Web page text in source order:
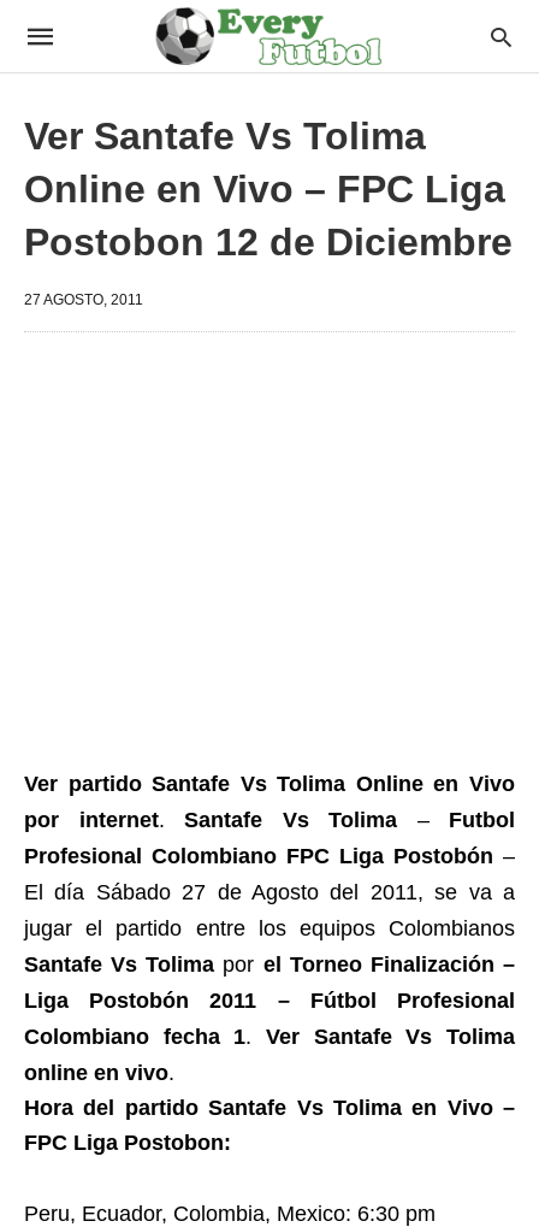
Ver Santafe Vs Tolima
Online en Vivo – FPC Liga
Postobon 12 de Diciembre
27 AGOSTO, 2011
Ver partido Santafe Vs Tolima Online en Vivo
por internet. Santafe Vs Tolima – Futbol
Profesional Colombiano FPC Liga Postobón –
El día Sábado 27 de Agosto del 2011, se va a
jugar el partido entre los equipos Colombianos
Santafe Vs Tolima por el Torneo Finalización –
Liga Postobón 2011 – Fútbol Profesional
Colombiano fecha 1.Ver Santafe Vs Tolima
online en vivo.
Hora del partido Santafe Vs Tolima en Vivo –
FPC Liga Postobon:
Peru, Ecuador, Colombia, Mexico: 6:30 pm